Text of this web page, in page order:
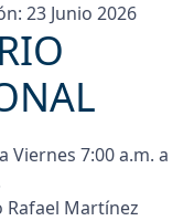
23 Junio 2026
Viernes 7:00 a.m. a
Rafael Martínez